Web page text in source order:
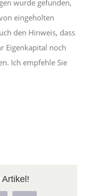
wurde gefunden,
eingeholten
den Hinweis, dass
Eigenkapital noch
Ich empfehle Sie